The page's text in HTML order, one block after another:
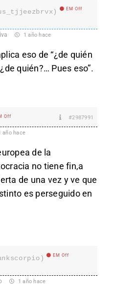
EM Off
1 año hace
eso de “¿de quién
quién?… Pues eso”.
Off #2987991
año hace
de la
no tiene fin,a
de una vez y ve que
es perseguido en
EM Off
1 año hace